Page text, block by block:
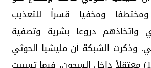
ومختطفا ومخفيا قسراً للتعذيب
واتخاذهم دروعا بشرية وتصفية
وذكرت الشبكة أن مليشيا الحوثي